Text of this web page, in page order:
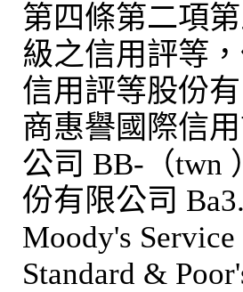
第四條第二項
級之信用評等
信用評等股份
商惠譽國際信
公司 BB-（twn
份有限公司
Moody's
Standard &